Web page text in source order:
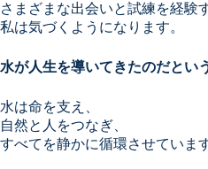
さまざまな出会いと試練を経験
私は気づくようになります。
水が人生を導いてきたのだとい
水は命を支え、
自然と人をつなぎ、
すべてを静かに循環させていま